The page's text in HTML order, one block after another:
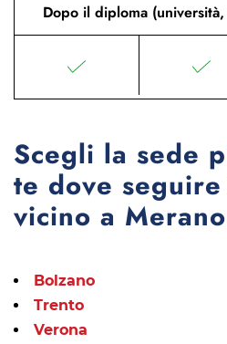
Dopo il diploma
Scegli la sede
te dove
vicino a
Bolzano
Trento
Verona